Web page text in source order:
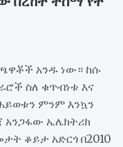
አንዱ ነው። ከሱ
ስለ ቁጥብነቱ እና
ምንም እንኳን
አንጋፋው ኤሌክትሪክ
ቆይታ አድርጎ በ2010